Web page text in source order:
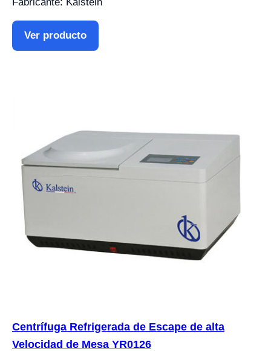
Ver producto
Centrífuga Refrigerada de Escape de alta
Velocidad de Mesa YR0126